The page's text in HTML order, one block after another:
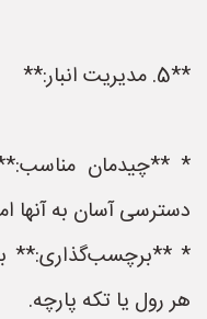
**5. مدیریت انبار:**
* **چیدمان
دسترسی آسان به آنها
* **برچسب‌گذاری:**
هر رول یا تکه پارچه.